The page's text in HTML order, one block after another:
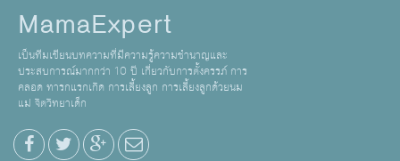
MamaExpert
เป็นทีมเขียนบทความที่มีความรู้ความชำนาญและ
ประสบการณ์มากกว่า 10 ปี เกี่ยวกับการตั้งครรภ์ การ
คลอด ทารกแรกเกิด การเลี้ยงลูก การเลี้ยงลูกด้วยนม
แม่ จิตวิทยาเด็ก